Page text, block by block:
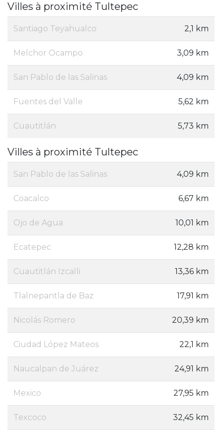
Villes à proximité Tultepec
Santiago Teyahualco 2,1 km
Melchor Ocampo 3,09 km
San Pablo de las Salinas 4,09 km
Fuentes del Valle 5,62 km
Cuautitlán 5,73 km
Villes à proximité Tultepec
San Pablo de las Salinas 4,09 km
Coacalco 6,67 km
Ojo de Agua 10,01 km
Ecatepec 12,28 km
Cuautitlán Izcalli 13,36 km
Tlalnepantla de Baz 17,91 km
Nicolás Romero 20,39 km
Ciudad López Mateos 22,1 km
Naucalpan de Juárez 24,91 km
Mexico 27,95 km
Texcoco 32,45 km